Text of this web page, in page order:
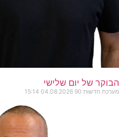
הבוקר של יום שלישי
מערכת חדשות 90 04.08.2026
15:14